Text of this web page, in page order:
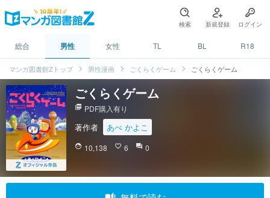
検索 新規登録 ログイン
総合 男性 女性 TL BL R18
マンガ図書館Zトップ 男性漫画 ごくらくゲーム ごくらくゲーム
ごくらくゲーム
picture_as_pdf PDF購入有り
著作者 あべ かよこ
face 10,138 favorite_border 6 question_answer 0